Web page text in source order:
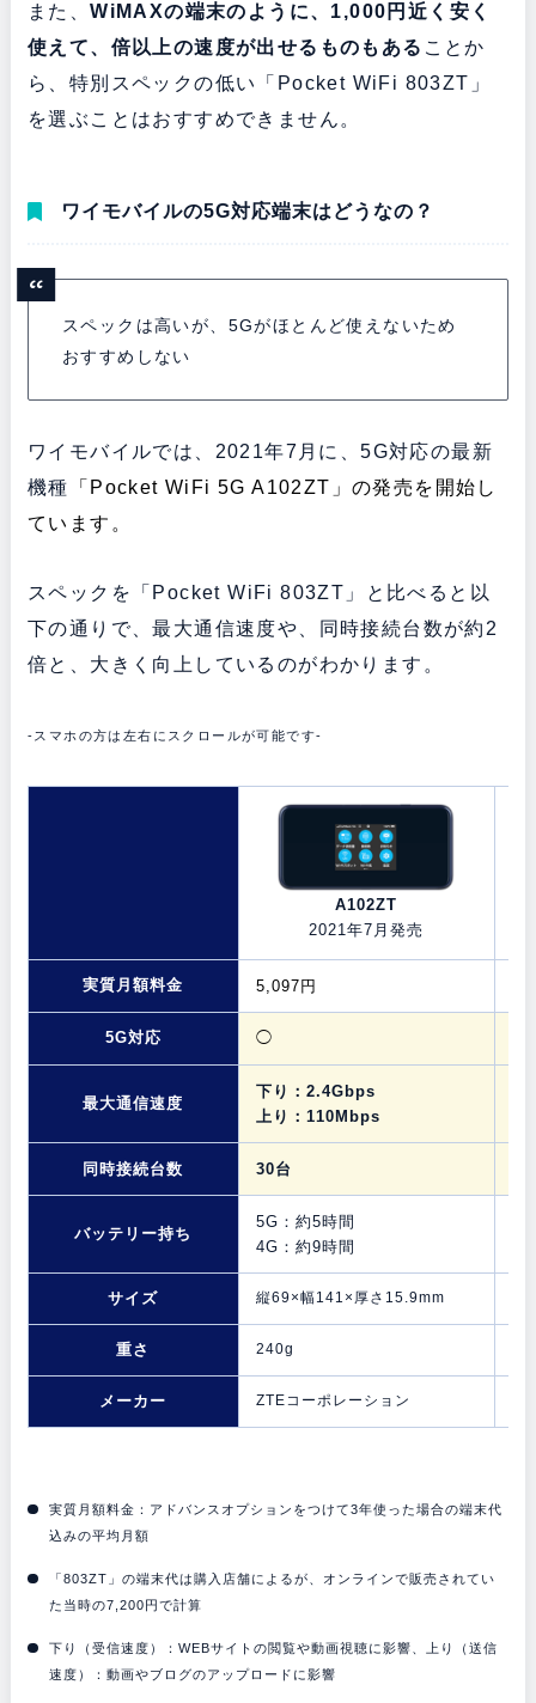
また、WiMAXの端末のように、1,000円近く安く
使えて、倍以上の速度が出せるものもある ことか
ら、特別スペックの低い「Pocket WiFi 803ZT」
を選ぶことはおすすめできません。
ワイモバイルの5G対応端末はどうなの？
スペックは高いが、5Gがほとんど使えないため
おすすめしない
ワイモバイルでは、2021年7月に、5G対応の最新
機種
「Pocket WiFi 5G A102ZT」の発売を開始し
ています。
スペックを「Pocket WiFi 803ZT」と比べると以
下の通りで、最大通信速度や、同時接続台数が約2
倍と、大きく向上しているのがわかります。
-スマホの方は左右にスクロールが可能です-
A102ZT
2021年7月発売
実質月額料金 5,097円
5G対応 ◯
最大通信速度
下り：2.4Gbps
上り：110Mbps
同時接続台数 30台
バッテリー持ち
5G：約5時間
4G：約9時間
サイズ 縦69×幅141×厚さ15.9mm
重さ 240g
メーカー ZTEコーポレーション
実質月額料金：アドバンスオプションをつけて3年使った場合の端末代
込みの平均月額
「803ZT」の端末代は購入店舗によるが、オンラインで販売されてい
た当時の7,200円で計算
下り（受信速度）：WEBサイトの閲覧や動画視聴に影響、上り（送信
速度）：動画やブログのアップロードに影響